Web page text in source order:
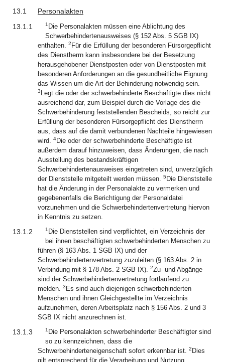
13.1
Personalakten
13.1.1
1 Die Personalakten müssen eine Ablichtung des
Schwerbehindertenausweises (§ 152 Abs. 5 SGB IX)
enthalten. 2 Für die Erfüllung der besonderen Fürsorgepflicht
des Dienstherrn kann insbesondere bei der Besetzung
herausgehobener Dienstposten oder von Dienstposten mit
besonderen Anforderungen an die gesundheitliche Eignung
das Wissen um die Art der Behinderung notwendig sein.
3 Legt die oder der schwerbehinderte Beschäftigte dies nicht
ausreichend dar, zum Beispiel durch die Vorlage des die
Schwerbehinderung feststellenden Bescheids, so reicht zur
Erfüllung der besonderen Fürsorgepflicht des Dienstherrn
aus, dass auf die damit verbundenen Nachteile hingewiesen
wird. 4Die oder der schwerbehinderte Beschäftigte ist
außerdem darauf hinzuweisen, dass Änderungen, die nach
Ausstellung des bestandskräftigen
Schwerbehindertenausweises eingetreten sind, unverzüglich
der Dienststelle mitgeteilt werden müssen. 5 Die Dienststelle
hat die Änderung in der Personalakte zu vermerken und
gegebenenfalls die Berichtigung der Personaldatei
vorzunehmen und die Schwerbehindertenvertretung hiervon
in Kenntnis zu setzen.
13.1.2 1 Die Dienststellen sind verpflichtet, ein Verzeichnis der
bei ihnen beschäftigten schwerbehinderten Menschen zu
führen (§ 163 Abs. 1 SGB IX) und der
Schwerbehindertenvertretung zuzuleiten (§ 163 Abs. 2 in
Verbindung mit § 178 Abs. 2 SGB IX). 2Zu- und Abgänge
sind der Schwerbehindertenvertretung fortlaufend zu
melden. 3 Es sind auch diejenigen schwerbehinderten
Menschen und ihnen Gleichgestellte im Verzeichnis
aufzunehmen, deren Arbeitsplatz nach § 156 Abs. 2 und 3
SGB IX nicht anzurechnen ist.
13.1.3 1 Die Personalakten schwerbehinderter Beschäftigter sind
so zu kennzeichnen, dass die
Schwerbehinderteneigenschaft sofort erkennbar ist. 2 Dies
gilt entsprechend für die Verarbeitung und Nutzung